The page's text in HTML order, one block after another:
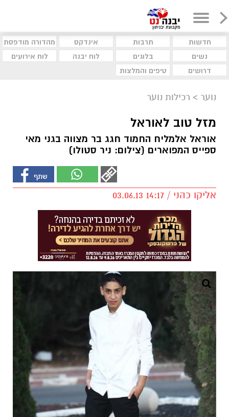
חדשות תרבות אינדקס
מהדורה מודפסת
נשים
בלוגים לוח יבנה
לוח אירועים
דרושים
טיפים והמלצות
נוער > רכילות נוער
מזל טוב לאוראל
אוראל אלמליח החמוד חגג בר מצווה בגני מאי
ספייס המפוארים (צילום: ניר סטולו)
אליקו כהני / 14:17 03.06.13